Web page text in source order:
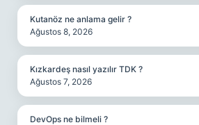
Kutanöz ne anlama gelir ?
Ağustos 8, 2026
Kızkardeş nasıl yazılır TDK ?
Ağustos 7, 2026
DevOps ne bilmeli ?